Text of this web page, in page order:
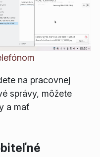
na pracovnej
správy, môžete
a mať